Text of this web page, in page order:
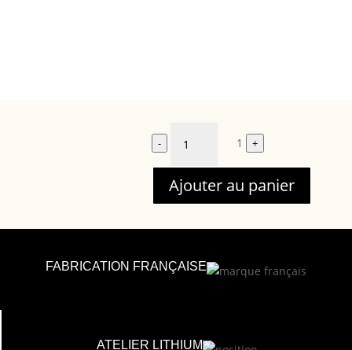
Quantité
- 1 +
Ajouter au panier
FABRICATION FRANÇAISE
ATELIER LITHIUM